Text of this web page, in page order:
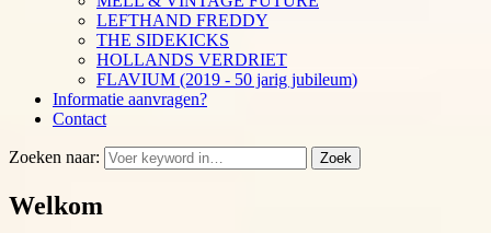
LEFTHAND FREDDY
THE SIDEKICKS
HOLLANDS VERDRIET
FLAVIUM (2019 - 50 jarig jubileum)
Informatie aanvragen?
Contact
Zoeken naar: Zoek
Welkom